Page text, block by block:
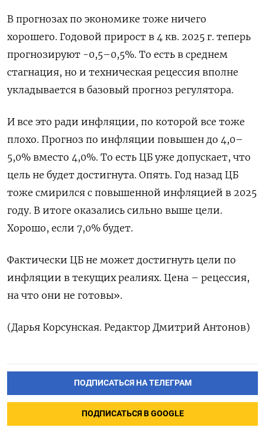
В прогнозах по экономике тоже ничего
хорошего. Годовой прирост в 4 кв. 2025 г. теперь
прогнозируют -0,5–0,5%. То есть в среднем
стагнация, но и техническая рецессия вполне
укладывается в базовый прогноз регулятора.
И все это ради инфляции, по которой все тоже
плохо. Прогноз по инфляции повышен до 4,0–
5,0% вместо 4,0%. То есть ЦБ уже допускает, что
цель не будет достигнута. Опять. Год назад ЦБ
тоже смирился с повышенной инфляцией в 2025
году. В итоге оказались сильно выше цели.
Хорошо, если 7,0% будет.
Фактически ЦБ не может достигнуть цели по
инфляции в текущих реалиях. Цена – рецессия,
на что они не готовы».
(Дарья Корсунская. Редактор Дмитрий Антонов)
ПОДПИСАТЬСЯ НА ТЕЛЕГРАМ
ПОДПИСАТЬСЯ В GOOGLE